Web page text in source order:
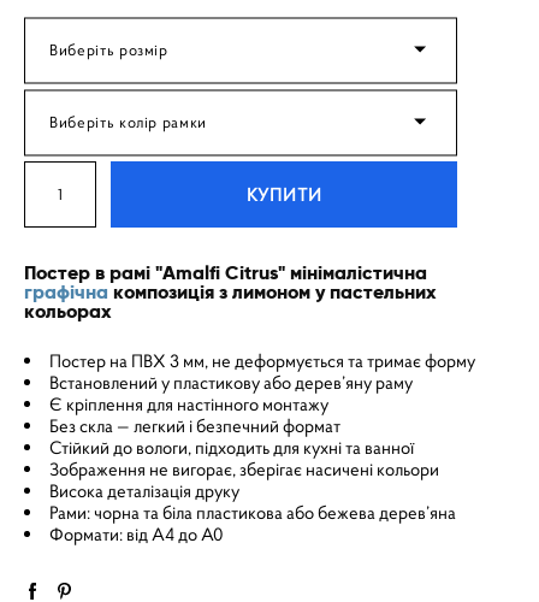
Виберіть розмір
Виберіть колір рамки
КУПИТИ
Постер в рамі "Amalfi Citrus" мінімалістична
графічна композиція з лимоном у пастельних
кольорах
Постер на ПВХ 3 мм, не деформується та тримає форму
Встановлений у пластикову або дерев’яну раму
Є кріплення для настінного монтажу
Без скла — легкий і безпечний формат
Стійкий до вологи, підходить для кухні та ванної
Зображення не вигорає, зберігає насичені кольори
Висока деталізація друку
Рами: чорна та біла пластикова або бежева дерев’яна
Формати: від A4 до A0